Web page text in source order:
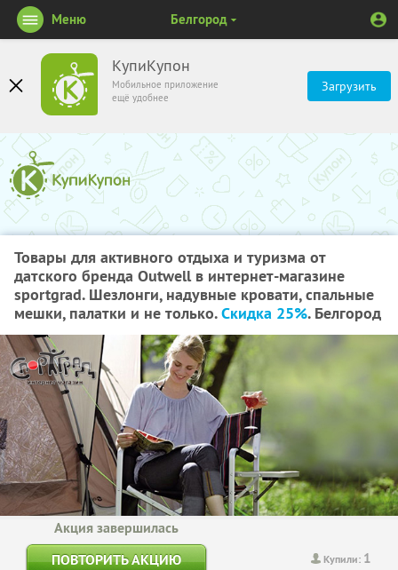
КупиКупон
Мобильное приложение
ещё удобнее
Загрузить
Меню Белгород
Товары для активного отдыха и туризма от
датского бренда Outwell в интернет-магазине
sportgrad. Шезлонги, надувные кровати, спальные
мешки, палатки и не только.Cкидка 25%. Белгород
Купили: 1
Акция завершилась
ПОВТОРИТЬ АКЦИЮ